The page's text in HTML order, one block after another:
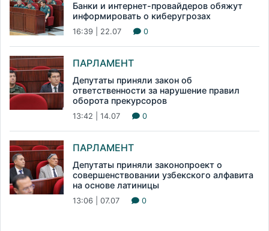
Банки и интернет-провайдеров обяжут
информировать о киберугрозах
16:39 | 22.07 0
ПАРЛАМЕНТ
Депутаты приняли закон об
ответственности за нарушение правил
оборота прекурсоров
13:42 | 14.07 0
ПАРЛАМЕНТ
Депутаты приняли законопроект о
совершенствовании узбекского алфавита
на основе латиницы
13:06 | 07.07 0